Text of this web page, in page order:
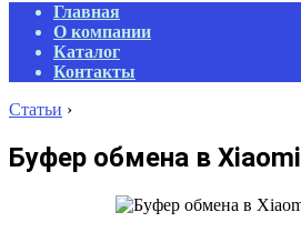
Primary
Navigation
Menu
Главная
О компании
Каталог
Контакты
Статьи ›
Буфер обмена в Xiaomi